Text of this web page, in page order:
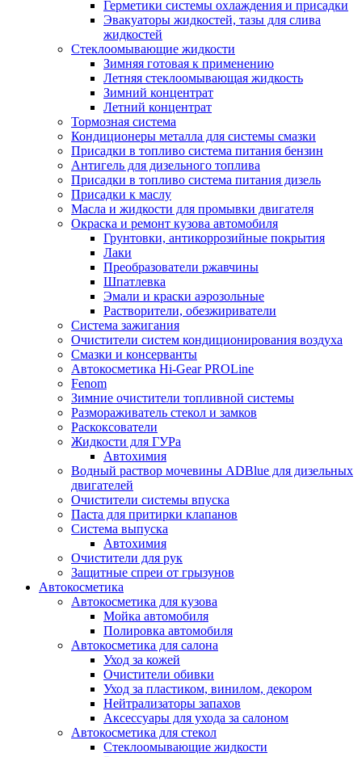
Герметики системы охлаждения и присадки
Эвакуаторы жидкостей, тазы для слива
жидкостей
Стеклоомывающие жидкости
Зимняя готовая к применению
Летняя стеклоомывающая жидкость
Зимний концентрат
Летний концентрат
Тормозная система
Кондиционеры металла для системы смазки
Присадки в топливо система питания бензин
Антигель для дизельного топлива
Присадки в топливо система питания дизель
Присадки к маслу
Масла и жидкости для промывки двигателя
Окраска и ремонт кузова автомобиля
Грунтовки, антикоррозийные покрытия
Лаки
Преобразователи ржавчины
Шпатлевка
Эмали и краски аэрозольные
Растворители, обезжириватели
Система зажигания
Очистители систем кондиционирования воздуха
Смазки и консерванты
Автокосметика Hi-Gear PROLine
Fenom
Зимние очистители топливной системы
Размораживатель стекол и замков
Раскоксователи
Жидкости для ГУРа
Автохимия
Водный раствор мочевины ADBlue для дизельных
двигателей
Очистители системы впуска
Паста для притирки клапанов
Система выпуска
Автохимия
Очистители для рук
Защитные спреи от грызунов
Автокосметика
Автокосметика для кузова
Мойка автомобиля
Полировка автомобиля
Автокосметика для салона
Уход за кожей
Очистители обивки
Уход за пластиком, винилом, декором
Нейтрализаторы запахов
Аксессуары для ухода за салоном
Автокосметика для стекол
Стеклоомывающие жидкости